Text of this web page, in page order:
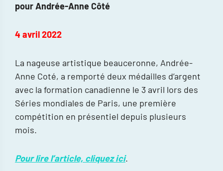
pour Andrée-Anne Côté
4 avril 2022
La nageuse artistique beauceronne, Andrée-
Anne Coté, a remporté deux médailles d’argent
avec la formation canadienne le 3 avril lors des
Séries mondiales de Paris, une première
compétition en présentiel depuis plusieurs
mois.
Pour lire l’article, cliquez ici.